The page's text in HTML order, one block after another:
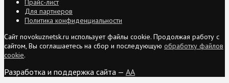
Прайс-лист
Для партнеров
Политика конфиденциальности
Сайт novokuznetsk.ru использует файлы cookie. Продолжая работу с
сайтом, Вы соглашаетесь на сбор и последующую обработку файлов
cookie.
Разработка и поддержка сайта — AA